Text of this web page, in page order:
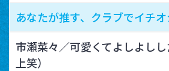
あなたが推す、クラブでイチ
市瀬菜々／可愛くてよしよし
上笑）